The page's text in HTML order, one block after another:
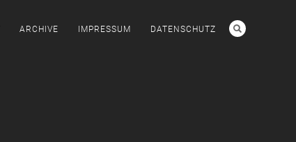
ARCHIVE IMPRESSUM DATENSCHUTZ